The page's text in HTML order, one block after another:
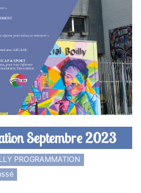
Septembre 2023
PROGRAMMATION